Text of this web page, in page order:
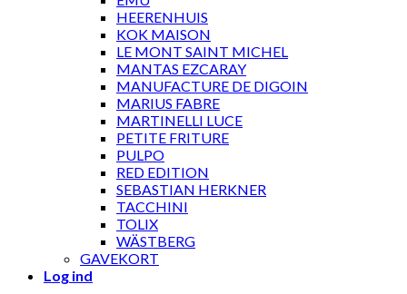
HEERENHUIS
KOK MAISON
LE MONT SAINT MICHEL
MANTAS EZCARAY
MANUFACTURE DE DIGOIN
MARIUS FABRE
MARTINELLI LUCE
PETITE FRITURE
PULPO
RED EDITION
SEBASTIAN HERKNER
TACCHINI
TOLIX
WÄSTBERG
GAVEKORT
Log ind